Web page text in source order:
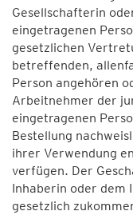
Gesellschafterin
eingetragenen
gesetzlichen
betreffenden,
Person angehören
Arbeitnehmer der
eingetragenen
Bestellung
ihrer Verwendung
verfügen. Der
Inhaberin oder dem
gesetzlich